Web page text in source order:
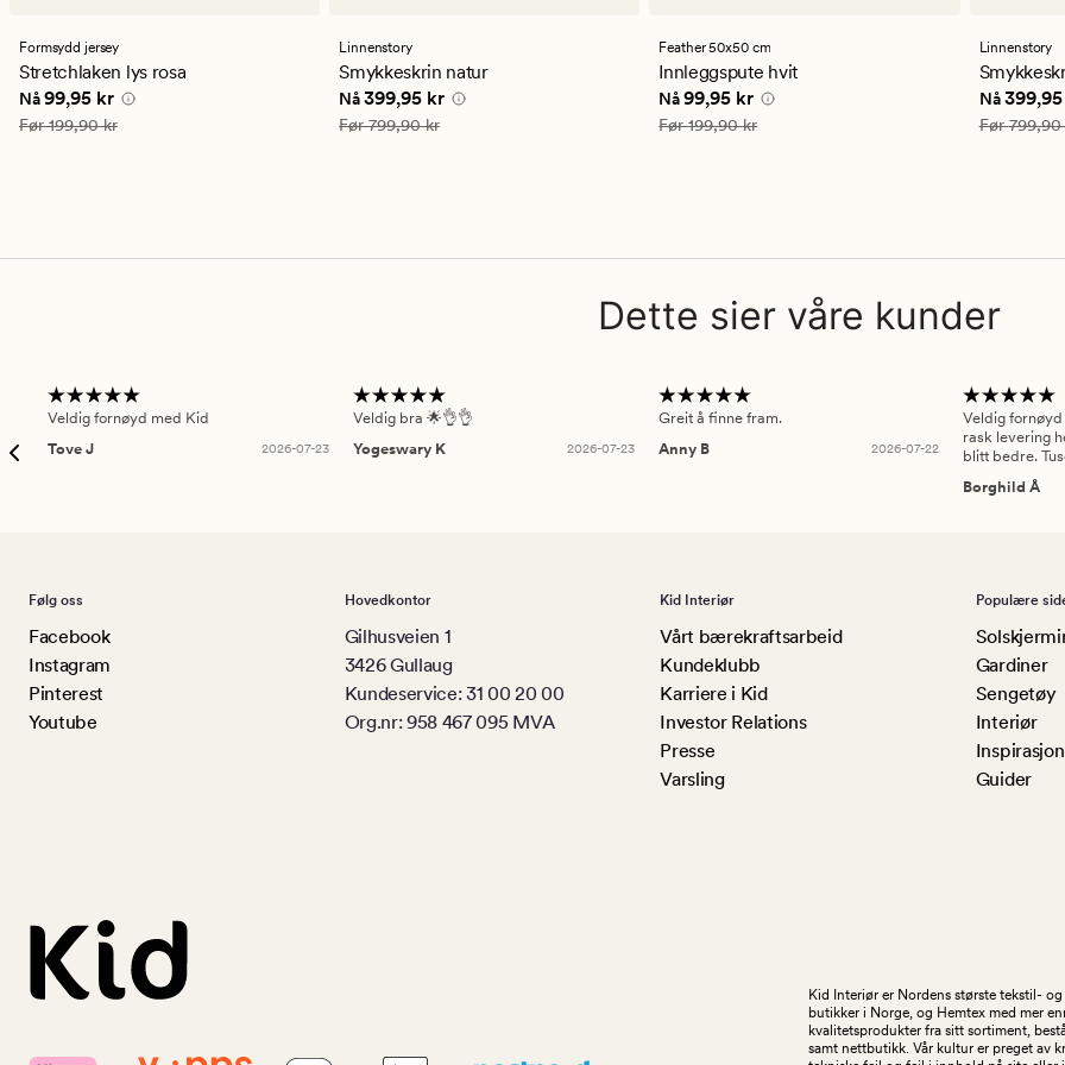
en
gjennomsnittlig
vurdering
på
4.5
Formsydd jersey
Stretchlaken lys rosa
Nåværende pris
Nå99,95 kr
Vanlig pris 199,90 kr
Før199,90 kr
en
gjennomsnittlig
vurdering
på
5
Linnenstory
Smykkeskrin natur
Nåværende pris
Nå399,95 kr
Vanlig pris 799,90 kr
Før799,90 kr
en
gjennomsnittlig
vurdering
på
4.5
Feather 50x50 cm
Innleggspute hvit
Nåværende pris
Nå 99,95 kr
Vanlig pris 199,90 kr
Før199,90 kr
en
på
5
Linnenstory
Nå
Vanlig pris
Før799,90
Dette sier våre kunder
Veldig fornøyd med Kid
Tove J
2026-07-23
Veldig bra 🌟👌👌
Yogeswary K
2026-07-23
Greit å finne fram.
Anny B
2026-07-22
Veldig
rask levering
blitt bedre.
Borghild Å
Følg oss
Facebook
Instagram
Pinterest
Youtube
Hovedkontor
Gilhusveien 1
3426 Gullaug
Kundeservice: 31 00 20 00
Org.nr: 958 467 095 MVA
Kid Interiør
Vårt bærekraftsarbeid
Kundeklubb
Karriere i Kid
Investor Relations
Presse
Varsling
Populære
Gardiner
Sengetøy
Interiør
Inspirasjon
Guider
Kid Interiør er Nordens største tekstil-
butikker i Norge, og Hemtex med mer
kvalitetsprodukter fra sitt sortiment,
samt nettbutikk. Vår kultur er preget av